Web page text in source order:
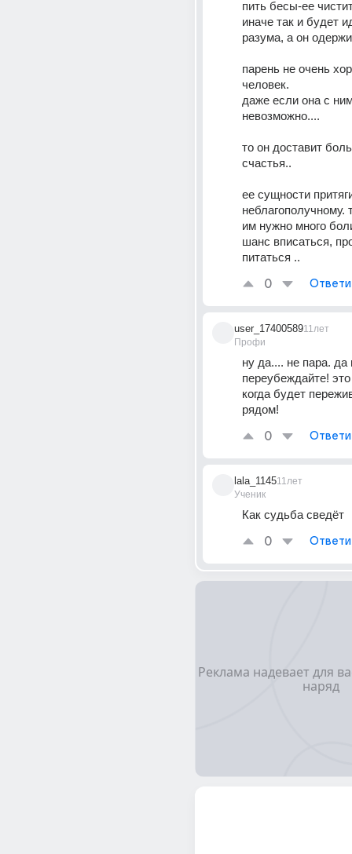
пить бесы-ее
иначе так и будет
разума, а он
парень не очень
человек.
даже если она с
невозможно....
то он доставит
счастья..
ее сущности
неблагополучному.
им нужно много
шанс вписаться,
питаться ..
0
user_17400589
Профи
11лет
ну да.... не пара. да
переубеждайте!
когда будет
рядом!
0
lala_1145
Ученик
11лет
Как судьба сведёт
0